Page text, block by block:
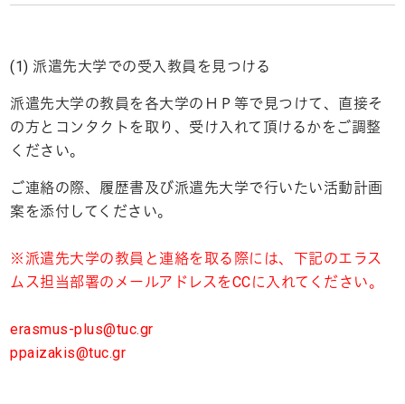
(1) 派遣先大学での受入教員を見つける
派遣先大学の教員を各大学のＨＰ等で見つけて、直接そ
の方とコンタクトを取り、受け入れて頂けるかをご調整
ください。
ご連絡の際、履歴書及び派遣先大学で行いたい活動計画
案を添付してください。
※派遣先大学の教員と連絡を取る際には、下記のエラス
ムス担当部署のメールアドレスをCCに入れてください。
erasmus-plus@tuc.gr
ppaizakis@tuc.gr